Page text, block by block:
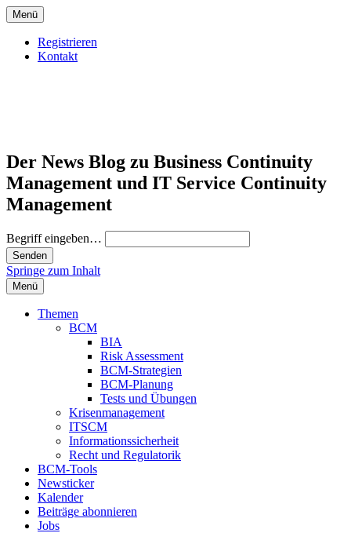
Menü
Registrieren
Kontakt
Der News Blog zu Business Continuity
Management und IT Service Continuity
Management
Begriff eingeben…
Springe zum Inhalt
Menü
Themen
BCM
BIA
Risk Assessment
BCM-Strategien
BCM-Planung
Tests und Übungen
Krisenmanagement
ITSCM
Informationssicherheit
Recht und Regulatorik
BCM-Tools
Newsticker
Kalender
Beiträge abonnieren
Jobs